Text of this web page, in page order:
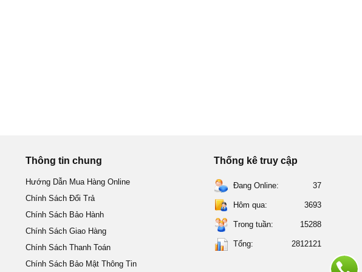
Thông tin chung
Hướng Dẫn Mua Hàng Online
Chính Sách Đổi Trả
Chính Sách Bảo Hành
Chính Sách Giao Hàng
Chính Sách Thanh Toán
Chính Sách Bảo Mật Thông Tin
Thống kê truy cập
Đang Online: 37
Hôm qua: 3693
Trong tuần: 15288
Tổng: 2812121